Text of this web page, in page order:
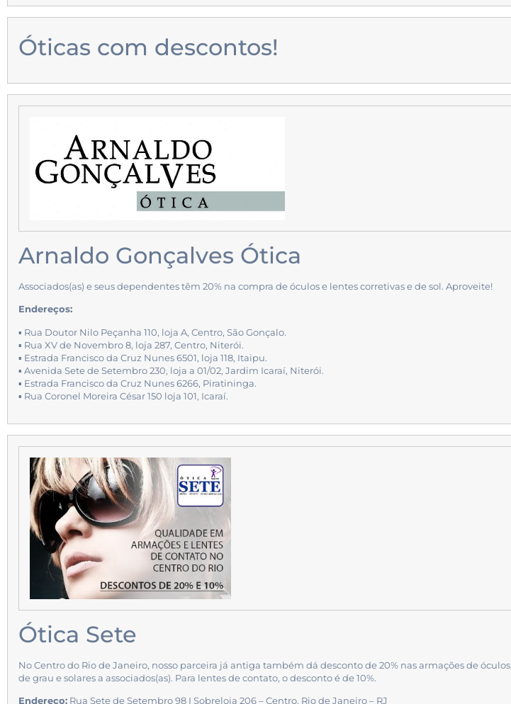
Óticas com descontos!
Arnaldo Gonçalves Ótica
Associados(as) e seus dependentes têm 20% na compra de óculos e lentes corretivas e de sol. Aproveite!
Endereços:
▪ Rua Doutor Nilo Peçanha 110, loja A, Centro, São Gonçalo.
▪ Rua XV de Novembro 8, loja 287, Centro, Niterói.
▪ Estrada Francisco da Cruz Nunes 6501, loja 118, Itaipu.
▪ Avenida Sete de Setembro 230, loja a 01/02, Jardim Icaraí, Niterói.
▪ Estrada Francisco da Cruz Nunes 6266, Piratininga.
▪ Rua Coronel Moreira César 150 loja 101, Icaraí.
Ótica Sete
No Centro do Rio de Janeiro, nosso parceira já antiga também dá desconto de 20% nas armações de óculos
de grau e solares a associados(as). Para lentes de contato, o desconto é de 10%.
Endereço: Rua Sete de Setembro 98 I Sobreloja 206 – Centro. Rio de Janeiro – RJ